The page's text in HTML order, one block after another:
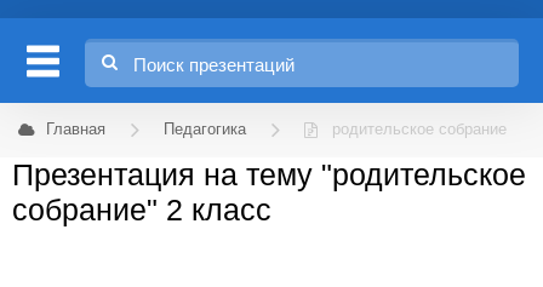
Главная Педагогика родительское собрание
Презентация на тему "родительское
собрание" 2 класс